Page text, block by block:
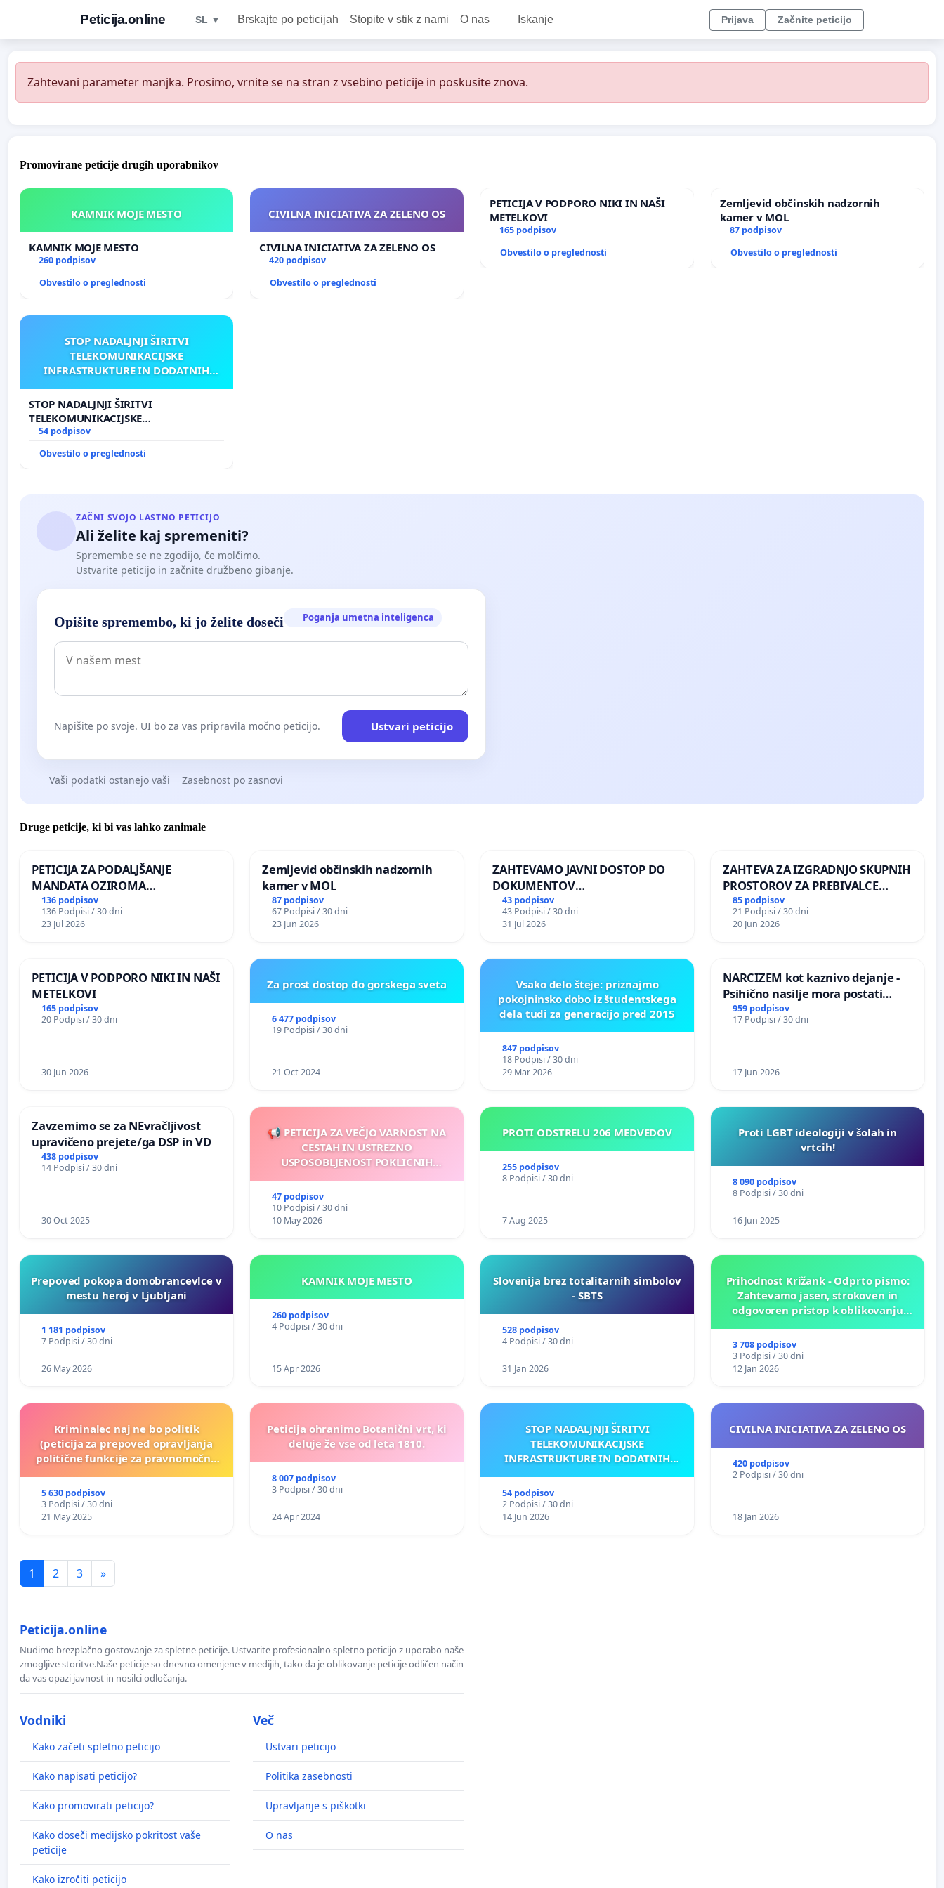
Peticija.online SL ▼ Brskajte po peticijah Stopite v stik z nami O nas Iskanje Prijava Začnite peticijo
Zahtevani parameter manjka. Prosimo, vrnite se na stran z vsebino peticije in poskusite znova.
Promovirane peticije drugih uporabnikov
KAMNIK MOJE MESTO
KAMNIK MOJE MESTO
260 podpisov
Obvestilo o preglednosti
CIVILNA INICIATIVA ZA ZELENO OS
CIVILNA INICIATIVA ZA ZELENO OS
420 podpisov
Obvestilo o preglednosti
PETICIJA V PODPORO NIKI IN NAŠI
METELKOVI
165 podpisov
Obvestilo o preglednosti
Zemljevid občinskih nadzornih
kamer v MOL
87 podpisov
Obvestilo o preglednosti
STOP NADALJNJI ŠIRITVI
TELEKOMUNIKACIJSKE
INFRASTRUKTURE IN DODATNIH
STOP NADALJNJI ŠIRITVI
TELEKOMUNIKACIJSKE
INFRASTRUKTURE IN DODATNIH
ANTEN V GRADIŠČAKU
54 podpisov
Obvestilo o preglednosti
ZAČNI SVOJO LASTNO PETICIJO
Ali želite kaj spremeniti?
Spremembe se ne zgodijo, če molčimo.
Ustvarite peticijo in začnite družbeno gibanje.
Opišite spremembo, ki jo želite doseči Poganja umetna inteligenca
Napišite po svoje. UI bo za vas pripravila močno peticijo. Ustvari peticijo
Vaši podatki ostanejo vaši Zasebnost po zasnovi
Druge peticije, ki bi vas lahko zanimale
PETICIJA ZA PODALJŠANJE
MANDATA OZIROMA
ČIMPREJŠNJO PONOVNO
NAPOTITEV GOSPODA BERNARDA
ŠRAJNERJA NA VELEPOSLANIŠTVO
136 podpisov
136 Podpisi / 30 dni
23 Jul 2026
Zemljevid občinskih nadzornih
kamer v MOL
87 podpisov
67 Podpisi / 30 dni
23 Jun 2026
ZAHTEVAMO JAVNI DOSTOP DO
DOKUMENTOV
PARLAMENTARNIH
PREISKOVALNIH KOMISIJ O
ILEGALNI TRGOVINI Z OROŽJEM
43 podpisov
43 Podpisi / 30 dni
31 Jul 2026
ZAHTEVA ZA IZGRADNJO SKUPNIH
PROSTOROV ZA PREBIVALCE
KRAJEVNE SKUPNOSTI
PRESTRANEK
85 podpisov
21 Podpisi / 30 dni
20 Jun 2026
PETICIJA V PODPORO NIKI IN NAŠI
METELKOVI
165 podpisov
20 Podpisi / 30 dni
30 Jun 2026
Za prost dostop do gorskega sveta
6 477 podpisov
19 Podpisi / 30 dni
21 Oct 2024
Vsako delo šteje: priznajmo
pokojninsko dobo iz študentskega
dela tudi za generacijo pred 2015
847 podpisov
18 Podpisi / 30 dni
29 Mar 2026
NARCIZEM kot kaznivo dejanje -
Psihično nasilje mora postati
enako prepoznano kot fizično
nasilje
959 podpisov
17 Podpisi / 30 dni
17 Jun 2026
Zavzemimo se za NEvračljivost
upravičeno prejete/ga DSP in VD
438 podpisov
14 Podpisi / 30 dni
30 Oct 2025
📢 PETICIJA ZA VEČJO VARNOST NA
CESTAH IN USTREZNO
USPOSOBLJENOST POKLICNIH
47 podpisov
10 Podpisi / 30 dni
10 May 2026
PROTI ODSTRELU 206 MEDVEDOV
255 podpisov
8 Podpisi / 30 dni
7 Aug 2025
Proti LGBT ideologiji v šolah in
vrtcih!
8 090 podpisov
8 Podpisi / 30 dni
16 Jun 2025
Prepoved pokopa domobrancevlce v
mestu heroj v Ljubljani
1 181 podpisov
7 Podpisi / 30 dni
26 May 2026
KAMNIK MOJE MESTO
260 podpisov
4 Podpisi / 30 dni
15 Apr 2026
Slovenija brez totalitarnih simbolov
- SBTS
528 podpisov
4 Podpisi / 30 dni
31 Jan 2026
Prihodnost Križank - Odprto pismo:
Zahtevamo jasen, strokoven in
odgovoren pristop k oblikovanju
3 708 podpisov
3 Podpisi / 30 dni
12 Jan 2026
Kriminalec naj ne bo politik
(peticija za prepoved opravljanja
politične funkcije za pravnomočno
5 630 podpisov
3 Podpisi / 30 dni
21 May 2025
Peticija ohranimo Botanični vrt, ki
deluje že vse od leta 1810.
8 007 podpisov
3 Podpisi / 30 dni
24 Apr 2024
STOP NADALJNJI ŠIRITVI
TELEKOMUNIKACIJSKE
INFRASTRUKTURE IN DODATNIH
54 podpisov
2 Podpisi / 30 dni
14 Jun 2026
CIVILNA INICIATIVA ZA ZELENO OS
420 podpisov
2 Podpisi / 30 dni
18 Jan 2026
1 2 3 »
Peticija.online
Nudimo brezplačno gostovanje za spletne peticije. Ustvarite profesionalno spletno peticijo z uporabo naše
zmogljive storitve.Naše peticije so dnevno omenjene v medijih, tako da je oblikovanje peticije odličen način
da vas opazi javnost in nosilci odločanja.
Vodniki
Kako začeti spletno peticijo
Kako napisati peticijo?
Kako promovirati peticijo?
Kako doseči medijsko pokritost vaše
peticije
Kako izročiti peticijo
Več
Ustvari peticijo
Politika zasebnosti
Upravljanje s piškotki
O nas